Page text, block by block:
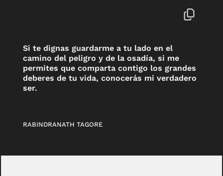
Si te dignas guardarme a tu lado en el
camino del peligro y de la osadía, si me
permites que comparta contigo los grandes
deberes de tu vida, conocerás mi verdadero
ser.
RABINDRANATH TAGORE